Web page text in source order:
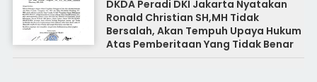
DKDA Peradi DKI Jakarta Nyatakan
Ronald Christian SH,MH Tidak
Bersalah, Akan Tempuh Upaya Hukum
Atas Pemberitaan Yang Tidak Benar